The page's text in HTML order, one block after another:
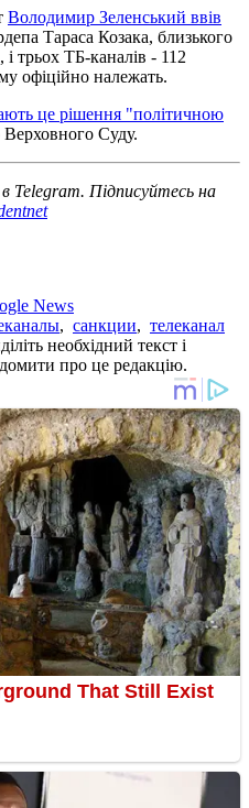
Володимир Зеленський ввів
Тараса Козака, близького
трьох ТБ-каналів - 112
офіційно належать.
це рішення "політичною
Суду.
в Telegram. Підписуйтесь на
News
, санкции, телеканал
необхідний текст і
про це редакцію.